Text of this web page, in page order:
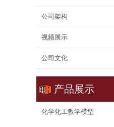
公司架构
视频展示
公司文化
产品展示
化学化工教学模型